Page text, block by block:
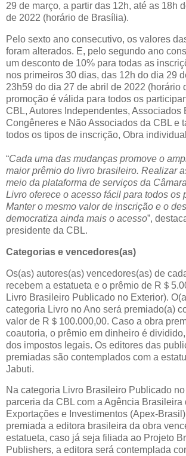
29 de março, a partir das 12h, até as 18h
de 2022 (horário de Brasília).
Pelo sexto ano consecutivo, os valores
foram alterados. E, pelo segundo ano
um desconto de 10% para todas as
nos primeiros 30 dias, das 12h do dia 29
23h59 do dia 27 de abril de 2022 (horário
promoção é válida para todos os
CBL, Autores Independentes, Associados
Congêneres e Não Associados da CBL e
todos os tipos de inscrição, Obra
“Cada uma das mudanças promove o
maior prêmio do livro brasileiro. Realizar
meio da plataforma de serviços da
Livro oferece o acesso fácil para todos os
Manter o mesmo valor de inscrição e o
democratiza ainda mais o acesso”,
presidente da CBL.
Categorias e vencedores(as)
Os(as) autores(as) vencedores(as) de
recebem a estatueta e o prêmio de R＄
Livro Brasileiro Publicado no Exterior).
categoria Livro no Ano será premiado(a)
valor de R＄100.000,00. Caso a obra
coautoria, o prêmio em dinheiro é
dos impostos legais. Os editores das
premiadas são contemplados com a
Jabuti.
Na categoria Livro Brasileiro Publicado
parceria da CBL com a Agência Brasileira
Exportações e Investimentos (Apex-
premiada a editora brasileira da obra
estatueta, caso já seja filiada ao Projeto
Publishers, a editora será contemplada